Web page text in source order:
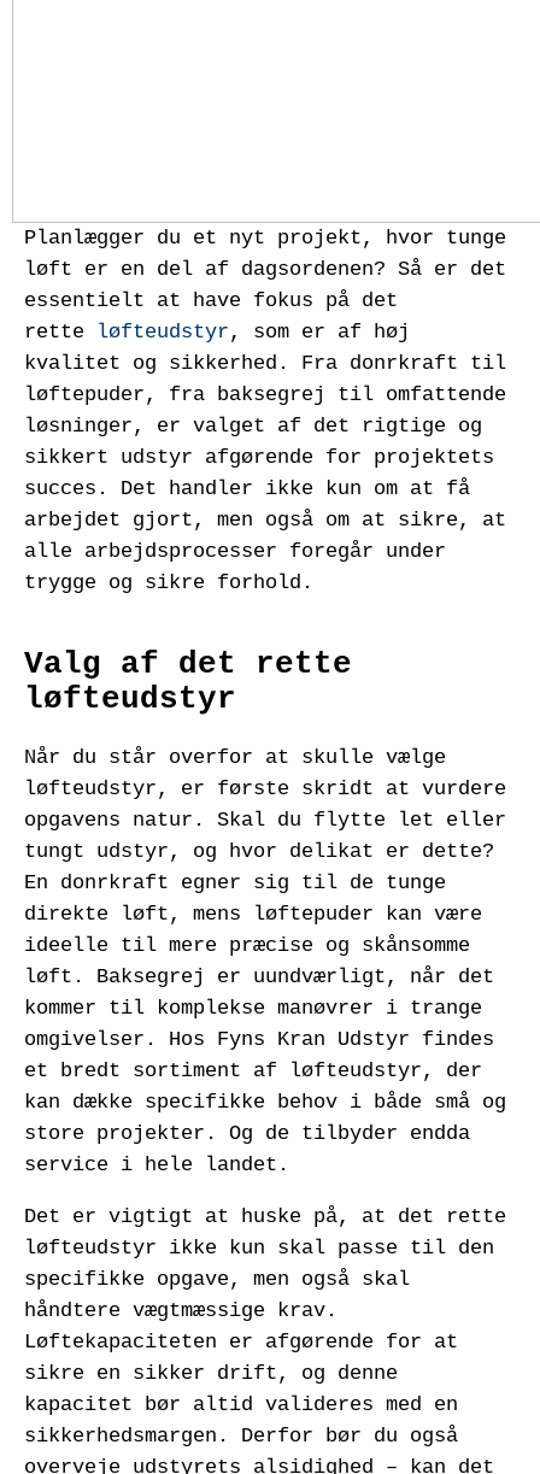
Planlægger du et nyt projekt, hvor tunge
løft er en del af dagsordenen? Så er det
essentielt at have fokus på det
rette
løfteudstyr , som er af høj
kvalitet og sikkerhed. Fra donrkraft til
løftepuder, fra baksegrej til omfattende
løsninger, er valget af det rigtige og
sikkert udstyr afgørende for projektets
succes. Det handler ikke kun om at få
arbejdet gjort, men også om at sikre, at
alle arbejdsprocesser foregår under
trygge og sikre forhold.
Valg af det rette
løfteudstyr
Når du står overfor at skulle vælge
løfteudstyr, er første skridt at vurdere
opgavens natur. Skal du flytte let eller
tungt udstyr, og hvor delikat er dette?
En donrkraft egner sig til de tunge
direkte løft, mens løftepuder kan være
ideelle til mere præcise og skånsomme
løft. Baksegrej er uundværligt, når det
kommer til komplekse manøvrer i trange
omgivelser. Hos Fyns Kran Udstyr findes
et bredt sortiment af løfteudstyr, der
kan dække specifikke behov i både små og
store projekter. Og de tilbyder endda
service i hele landet.
Det er vigtigt at huske på, at det rette
løfteudstyr ikke kun skal passe til den
specifikke opgave, men også skal
håndtere vægtmæssige krav.
Løftekapaciteten er afgørende for at
sikre en sikker drift, og denne
kapacitet bør altid valideres med en
sikkerhedsmargen. Derfor bør du også
overveje udstyrets alsidighed – kan det